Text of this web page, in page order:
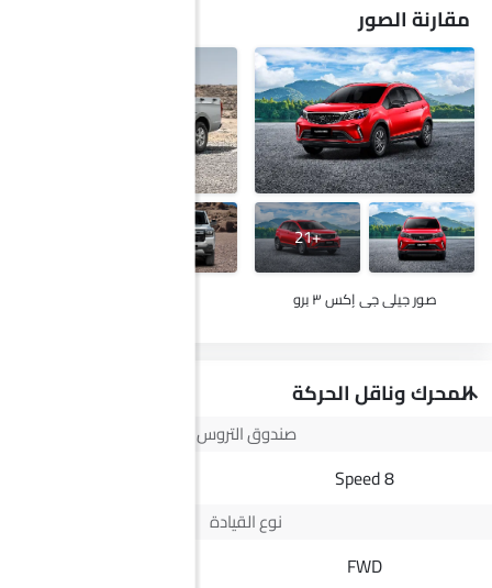
مقارنة الصور
+21
صور جيلي جي إكس ٣ برو
المحرك وناقل الحركة
صندوق التروس
8 Speed
نوع القيادة
FWD